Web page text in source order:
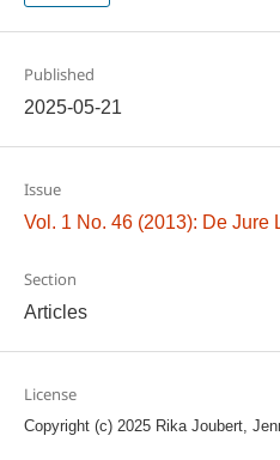
Published
2025-05-21
Issue
Vol. 1 No. 46 (2013): De Jure
Section
Articles
License
Copyright (c) 2025 Rika Joubert,